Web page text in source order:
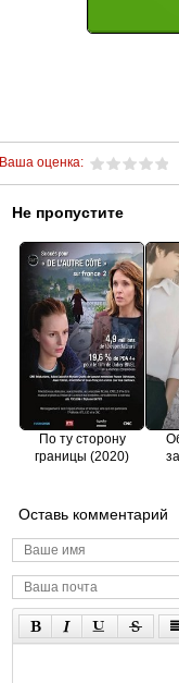
Ваша оценка:
Не пропустите
По ту сторону
границы (2020)
Оставь комментарий